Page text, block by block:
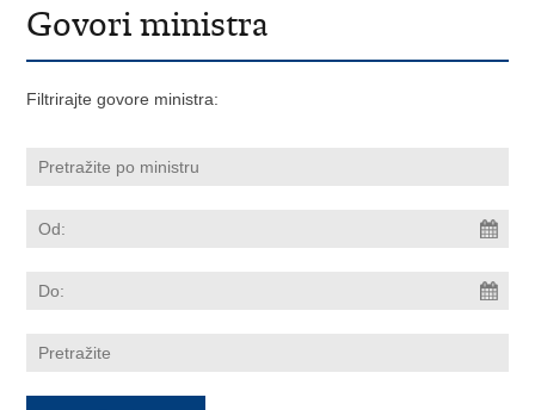
Govori ministra
Filtrirajte govore ministra: